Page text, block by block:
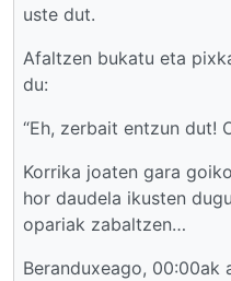
uste dut.
Afaltzen bukatu eta
du:
“Eh, zerbait entzun dut!
Korrika joaten gara
hor daudela ikusten
opariak zabaltzen…
Beranduxeago, 00:00ak